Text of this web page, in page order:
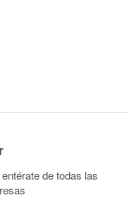
de todas las